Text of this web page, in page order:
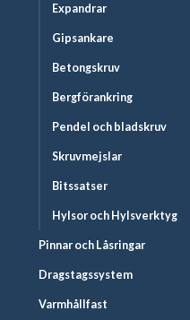
Expandrar
Gipsankare
Betongskruv
Bergförankring
Pendel och bladskruv
Skruvmejslar
Bitssatser
Hylsor och Hylsverktyg
Pinnar och Låsringar
Dragstagssystem
Varmhållfast